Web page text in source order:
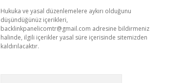
Hukuka ve yasal düzenlemelere aykırı olduğunu
düşündüğünüz içerikleri,
backlinkpanelicomtr@gmail.com adresine bildirmeniz
halinde, ilgili içerikler yasal süre içerisinde sitemizden
kaldırılacaktır.